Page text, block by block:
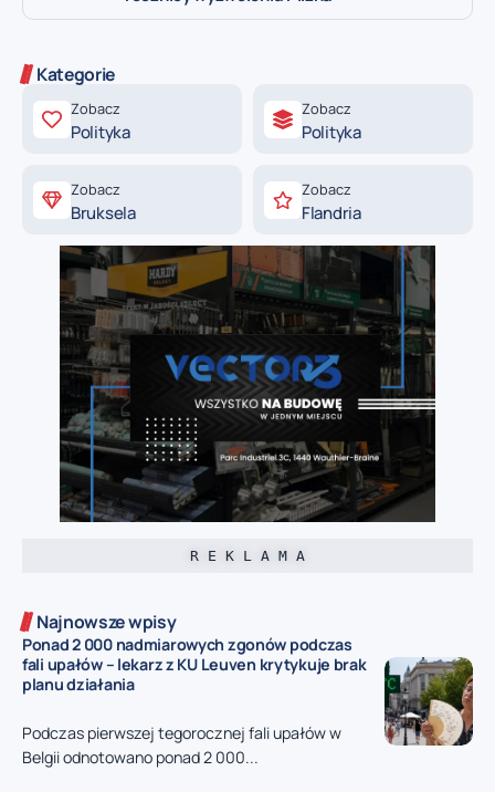
Kategorie
Zobacz
Polityka
Zobacz
Polityka
Zobacz
Bruksela
Zobacz
Flandria
R E K L A M A
Najnowsze wpisy
Ponad 2 000 nadmiarowych zgonów podczas
fali upałów – lekarz z KU Leuven krytykuje brak
planu działania
Podczas pierwszej tegorocznej fali upałów w
Belgii odnotowano ponad 2 000...